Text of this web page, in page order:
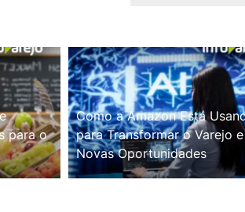
para o
Como a Amazon Está
para Transformar o Varejo
Novas Oportunidades